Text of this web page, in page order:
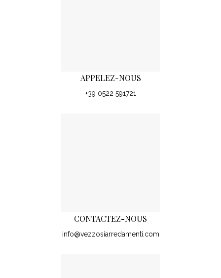
APPELEZ-NOUS
+39 0522 591721
CONTACTEZ-NOUS
info@vezzosiarredamenti.com